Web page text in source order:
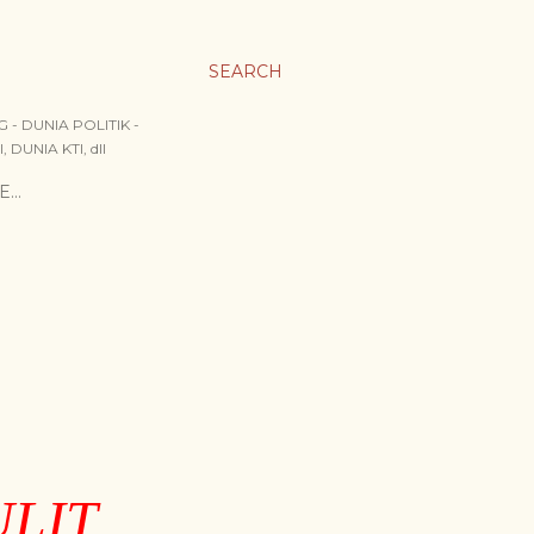
SEARCH
- DUNIA POLITIK -
DUNIA KTI, dll